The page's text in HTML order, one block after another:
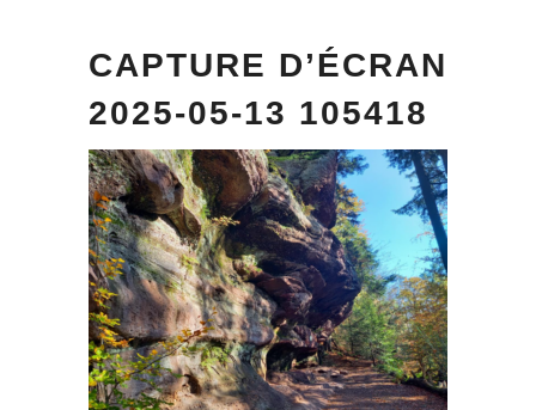
CAPTURE D’ÉCRAN
2025-05-13 105418